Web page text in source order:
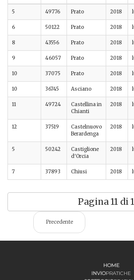
5 49776 Prato 2018
6 50122 Prato 2018
8 43556 Prato 2018
9 46057 Prato 2018
10 37075 Prato 2018
10 36745 Asciano 2018
11 49724
Castellina in
Chianti
2018
12 37519
Castelnuovo
Berardenga
2018
5 50242
Castiglione
d'Orcia
2018
7 37893 Chiusi 2018
Pagina 11 di
Precedente
HOME
INVIOPRATICHE